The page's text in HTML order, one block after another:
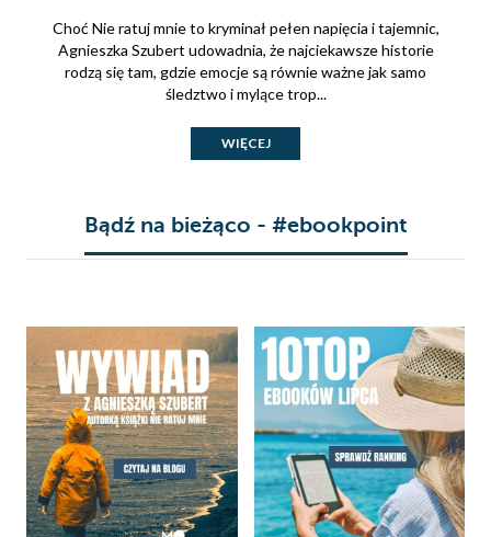
Choć Nie ratuj mnie to kryminał pełen napięcia i tajemnic,
Agnieszka Szubert udowadnia, że najciekawsze historie
rodzą się tam, gdzie emocje są równie ważne jak samo
śledztwo i mylące trop...
WIĘCEJ
Bądź na bieżąco - #ebookpoint